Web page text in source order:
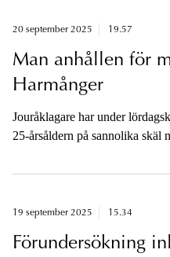
20 september 2025 19.57
Man anhållen för
Harmånger
Jouråklagare har under
25-årsåldern på sannolika skäl
kommun.
19 september 2025 15.34
Förundersökning